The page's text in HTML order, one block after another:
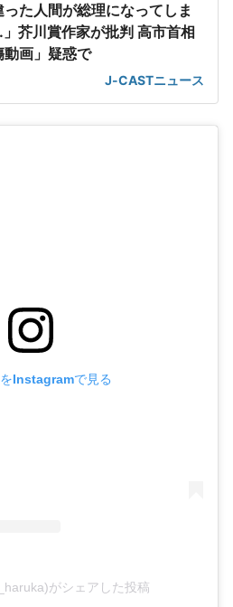
った人間が総理になってしま
芥川賞作家が批判 高市首相
動画」疑惑で
J-CASTニュース
Instagramで見る
がシェアした投稿